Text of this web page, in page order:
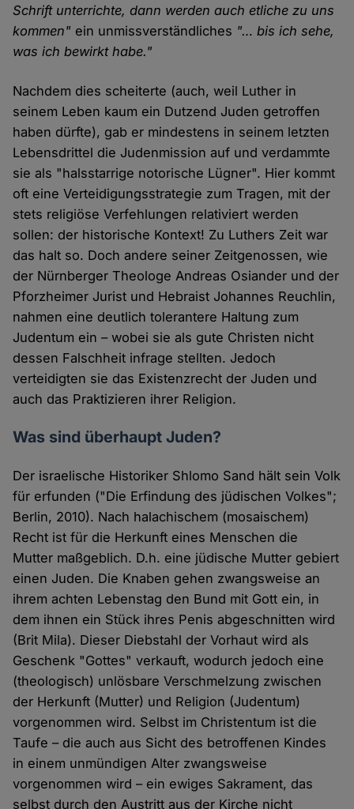
Schrift unterrichte, dann werden auch etliche zu uns
kommen" ein unmissverständliches "… bis ich sehe,
was ich bewirkt habe."
Nachdem dies scheiterte (auch, weil Luther in
seinem Leben kaum ein Dutzend Juden getroffen
haben dürfte), gab er mindestens in seinem letzten
Lebensdrittel die Judenmission auf und verdammte
sie als "halsstarrige notorische Lügner". Hier kommt
oft eine Verteidigungsstrategie zum Tragen, mit der
stets religiöse Verfehlungen relativiert werden
sollen: der historische Kontext! Zu Luthers Zeit war
das halt so. Doch andere seiner Zeitgenossen, wie
der Nürnberger Theologe Andreas Osiander und der
Pforzheimer Jurist und Hebraist Johannes Reuchlin,
nahmen eine deutlich tolerantere Haltung zum
Judentum ein – wobei sie als gute Christen nicht
dessen Falschheit infrage stellten. Jedoch
verteidigten sie das Existenzrecht der Juden und
auch das Praktizieren ihrer Religion.
Was sind überhaupt Juden?
Der israelische Historiker Shlomo Sand hält sein Volk
für erfunden ("Die Erfindung des jüdischen Volkes";
Berlin, 2010). Nach halachischem (mosaischem)
Recht ist für die Herkunft eines Menschen die
Mutter maßgeblich. D.h. eine jüdische Mutter gebiert
einen Juden. Die Knaben gehen zwangsweise an
ihrem achten Lebenstag den Bund mit Gott ein, in
dem ihnen ein Stück ihres Penis abgeschnitten wird
(Brit Mila). Dieser Diebstahl der Vorhaut wird als
Geschenk "Gottes" verkauft, wodurch jedoch eine
(theologisch) unlösbare Verschmelzung zwischen
der Herkunft (Mutter) und Religion (Judentum)
vorgenommen wird. Selbst im Christentum ist die
Taufe – die auch aus Sicht des betroffenen Kindes
in einem unmündigen Alter zwangsweise
vorgenommen wird – ein ewiges Sakrament, das
selbst durch den Austritt aus der Kirche nicht